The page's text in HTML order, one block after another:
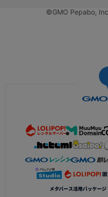
©GMO Pepabo,